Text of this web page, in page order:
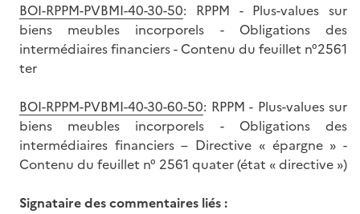
BOI-RPPM-PVBMI-40-30-50: RPPM - Plus-values sur
biens meubles incorporels - Obligations des
intermédiaires financiers - Contenu du feuillet n°2561
ter
BOI-RPPM-PVBMI-40-30-60-50: RPPM - Plus-values sur
biens meubles incorporels - Obligations des
intermédiaires financiers – Directive « épargne » -
Contenu du feuillet n° 2561 quater (état « directive »)
Signataire des commentaires liés :